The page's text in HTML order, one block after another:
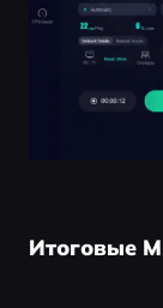
Итоговые